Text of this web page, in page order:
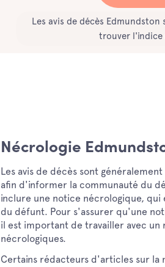
Les avis de décès
trouver l'indice
Nécrologie
Les avis de décès sont
afin d'informer la communauté du
inclure une notice nécrologique,
du défunt. Pour s'assurer qu'une
il est important de travailler avec
nécrologiques.
Certains rédacteurs d'articles sur la